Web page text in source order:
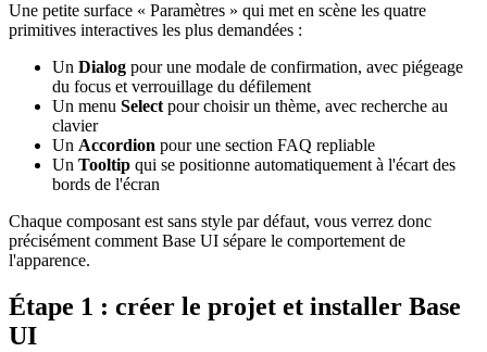
Une petite surface « Paramètres » qui met en scène les quatre
primitives interactives les plus demandées :
Un Dialog pour une modale de confirmation, avec piégeage
du focus et verrouillage du défilement
Un menu Select pour choisir un thème, avec recherche au
clavier
Un Accordion pour une section FAQ repliable
Un Tooltip qui se positionne automatiquement à l'écart des
bords de l'écran
Chaque composant est sans style par défaut, vous verrez donc
précisément comment Base UI sépare le comportement de
l'apparence.
Étape 1 : créer le projet et installer Base
UI